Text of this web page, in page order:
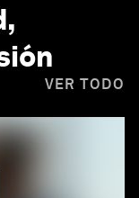
VER TODO